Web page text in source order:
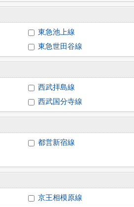
東急池上線
東急世田谷線
西武拝島線
西武国分寺線
都営新宿線
京王相模原線